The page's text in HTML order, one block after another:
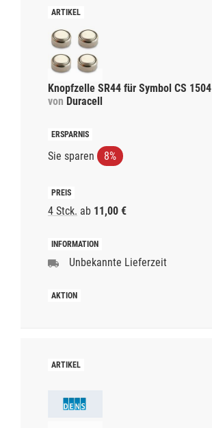
Knopfzelle SR44 für Symbol CS 1504
von Duracell
Sie sparen 8%
4 Stck. ab 11,00 €
Unbekannte Lieferzeit